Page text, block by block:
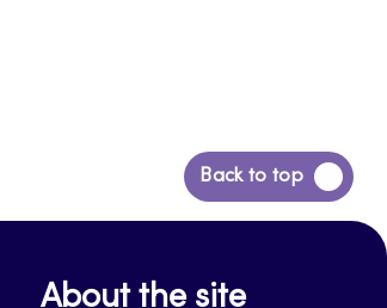
Back to top
Siirry
takaisin
About the site